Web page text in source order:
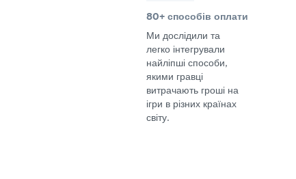
80+ способів оплати
Ми дослідили та
легко інтегрували
найліпші способи,
якими гравці
витрачають гроші на
ігри в різних країнах
світу.